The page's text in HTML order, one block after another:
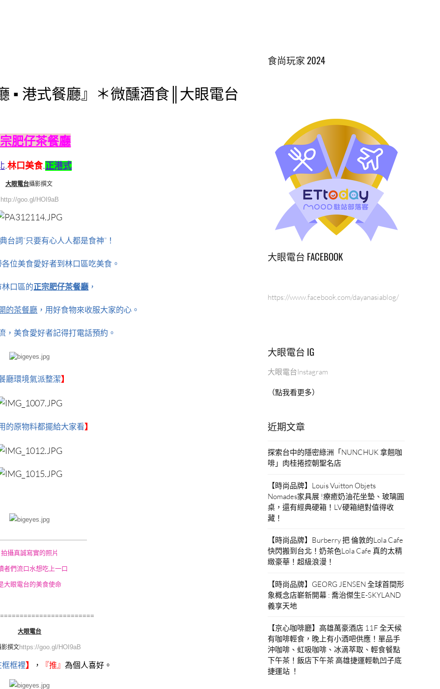
▪ 港式餐廳』＊微醺酒食║大眼電台
肥仔茶餐廳
.林口美食.正港式
大眼電台攝影撰文
http://goo.gl/HOI9aB
台詞“只要有心人人都是食神”！
各位美食愛好者到林口區吃美食。
口區的正宗肥仔茶餐廳 ，
的茶餐廳 ，用好食物來收服大家的心。
，美食愛好者記得打電話預約。
廳環境氣派整潔】
的原物料都擺給大家看】
拍攝真誠寫實的照片
者們流口水想吃上一口
大眼電台的美食使命
大眼電台
影撰文https://goo.gl/HOI9aB
框框裡】 ， 『推』為個人喜好。
食尚玩家 2024
大眼電台 FACEBOOK
https://www.facebook.com/dayanasiablog/
大眼電台 IG
大眼電台Instagram
（點我看更多）
近期文章
探索台中的隱密綠洲「NUNCHUK 拿翹咖
啡」肉桂捲控朝聖名店
【時尚品牌】Louis Vuitton Objets
Nomades家具展 !療癒奶油花坐墊、玻璃圓
桌，還有經典硬箱！LV硬箱絕對值得收
藏！
【時尚品牌】Burberry 把 倫敦的Lola Cafe
快閃搬到台北！奶茶色Lola Cafe 真的太精
緻豪華！超級浪漫！
【時尚品牌】GEORG JENSEN 全球首間形
象概念店嶄新開幕 : 喬治傑生E-SKYLAND
義享天地
【京心咖啡廳】高雄萬豪酒店 11F 全天候
有咖啡輕食，晚上有小酒吧供應！單品手
沖咖啡、虹吸咖啡、冰滴萃取、輕食餐點
下午茶！飯店下午茶 高雄捷運輕軌凹子底
捷運站 ！